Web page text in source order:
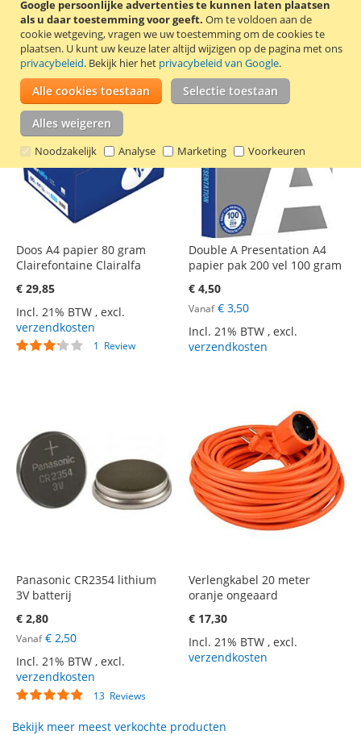
Google persoonlijke advertenties te kunnen laten plaatsen
als u daar toestemming voor geeft. Om te voldoen aan de
cookie wetgeving, vragen we uw toestemming om de cookies te
plaatsen. U kunt uw keuze later altijd wijzigen op de pagina met ons
privacybeleid. Bekijk hier het privacybeleid van Google.
Alle cookies toestaan Selectie toestaan
Alles weigeren
Noodzakelijk Analyse Marketing Voorkeuren
Incl. 21% BTW, excl.
verzendkosten
verzendkosten
Doos A4 papier 80 gram
Clairefontaine Clairalfa
€ 29,85
Incl. 21% BTW , excl.
verzendkosten
Waardering:
1 Review
Double A Presentation A4
papier pak 200 vel 100 gram
€ 4,50
Vanaf € 3,50
Incl. 21% BTW , excl.
verzendkosten
Panasonic CR2354 lithium
3V batterij
€ 2,80
Vanaf € 2,50
Incl. 21% BTW , excl.
verzendkosten
Waardering:
13 Reviews
Verlengkabel 20 meter
oranje ongeaard
€ 17,30
Incl. 21% BTW , excl.
verzendkosten
Bekijk meer meest verkochte producten